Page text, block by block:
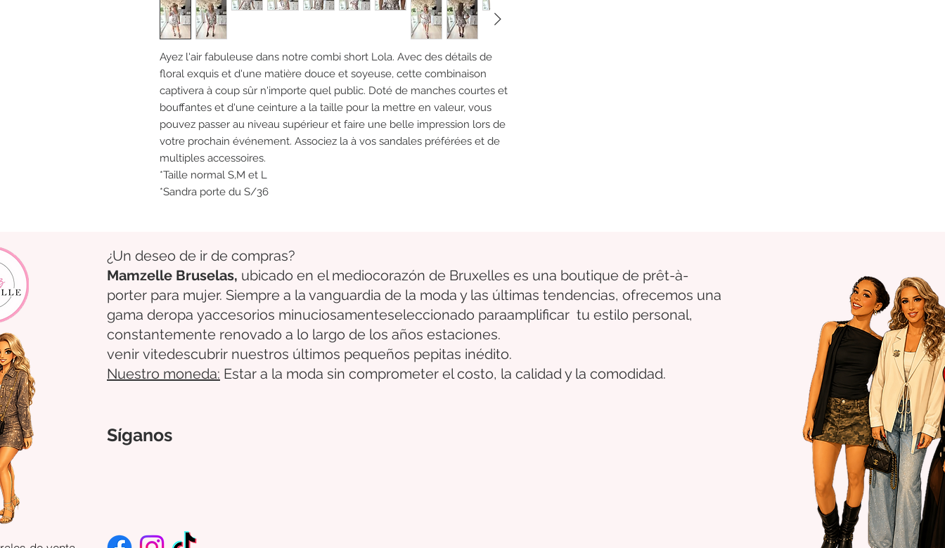
Ayez l'air fabuleuse dans notre combi short Lola. Avec des détails de
floral exquis et d'une matière douce et soyeuse, cette combinaison
captivera à coup sûr n'importe quel public. Doté de manches courtes et
bouffantes et d'une ceinture a la taille pour la mettre en valeur, vous
pouvez passer au niveau supérieur et faire une belle impression lors de
votre prochain événement. Associez la à vos sandales préférées et de
multiples accessoires.
*Taille normal S,M et L
*Sandra porte du S/36
¿Un deseo de ir de compras?
Mamzelle Bruselas, ubicado en el mediocorazón de Bruxelles es una boutique de prêt-à-
porter para mujer. Siempre a la vanguardia de la moda y las últimas tendencias, ofrecemos una
gama deropa yaccesorios minuciosamenteseleccionado paraamplificar tu estilo personal,
constantemente renovado a lo largo de los años estaciones.
venir vitedescubrir nuestros últimos pequeños pepitas inédito.
Nuestro moneda: Estar a la moda sin comprometer el costo, la calidad y la comodidad.
Síganos